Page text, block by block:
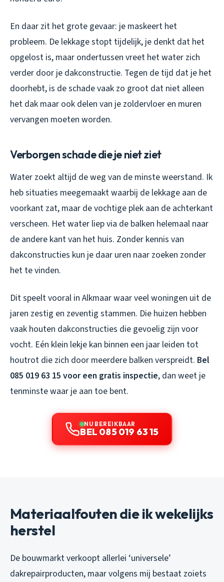
En daar zit het grote gevaar: je maskeert het
probleem. De lekkage stopt tijdelijk, je denkt dat het
opgelost is, maar ondertussen vreet het water zich
verder door je dakconstructie. Tegen de tijd dat je het
doorhebt, is de schade vaak zo groot dat niet alleen
het dak maar ook delen van je zoldervloer en muren
vervangen moeten worden.
Verborgen schade die je niet ziet
Water zoekt altijd de weg van de minste weerstand. Ik
heb situaties meegemaakt waarbij de lekkage aan de
voorkant zat, maar de vochtige plek aan de achterkant
verscheen. Het water liep via de balken helemaal naar
de andere kant van het huis. Zonder kennis van
dakconstructies kun je daar uren naar zoeken zonder
het te vinden.
Dit speelt vooral in Alkmaar waar veel woningen uit de
jaren zestig en zeventig stammen. Die huizen hebben
vaak houten dakconstructies die gevoelig zijn voor
vocht. Eén klein lekje kan binnen een jaar leiden tot
houtrot die zich door meerdere balken verspreidt. Bel
085 019 63 15 voor een gratis inspectie, dan weet je
tenminste waar je aan toe bent.
NU BEREIKBAAR
BEL 085 019 63 15
Materiaalfouten die ik wekelijks
herstel
De bouwmarkt verkoopt allerlei ‘universele’
dakrepairproducten, maar volgens mij bestaat zoiets